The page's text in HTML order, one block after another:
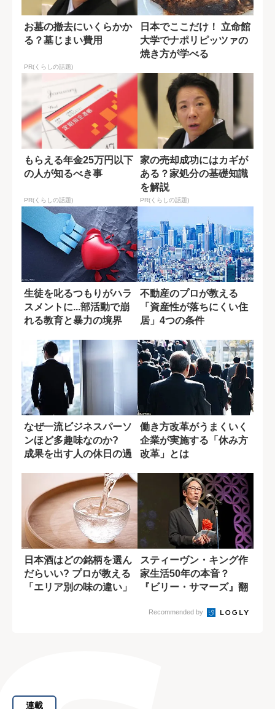
お墓の撤去にいくらかか
る？墓じまい費用
PR(くらしの話題)
日本でここだけ！ 立命館
大学でナポリピッツァの
焼き方が学べる
もらえる年金25万円以下
の人が知るべき事
PR(くらしの話題)
家の売却成功にはカギが
ある？家処分の基礎知識
を解説
PR(くらしの話題)
生徒を叱るつもりがハラ
スメントに...部活動で崩
れる教育と暴力の境界
不動産のプロが教える
「資産性が落ちにくい住
居」4つの条件
なぜ一流ビジネスパーソ
ンほど多趣味なのか?
成果を出す人の休日の過
働き方改革がうまくいく
企業が実施する「休み方
改革」とは
日本酒はどの銘柄を選ん
だらいい? プロが教える
「エリア別の味の違い」
スティーヴン・キング作
家生活50年の本音？
『ビリー・サマーズ』翻
Recommended by
連載